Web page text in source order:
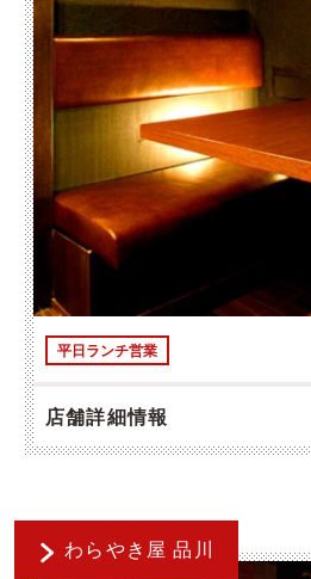
平日ランチ営業
店舗詳細情報
わらやき屋 品川